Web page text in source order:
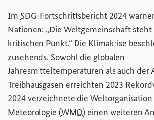
Im SDG-Fortschrittsbericht 2024
Nationen: „Die Weltgemeinschaft steht
kritischen Punkt.“ Die Klimakrise
zusehends. Sowohl die globalen
Jahresmitteltemperaturen als auch der
Treibhausgasen erreichten 2023
2024 verzeichnete die
Meteorologie (WMO) einen weiteren